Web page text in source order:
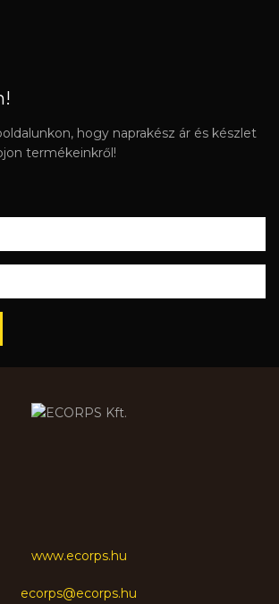
hogy naprakész ár és készlet
termékeinkről!
www.ecorps.hu
ecorps@ecorps.hu